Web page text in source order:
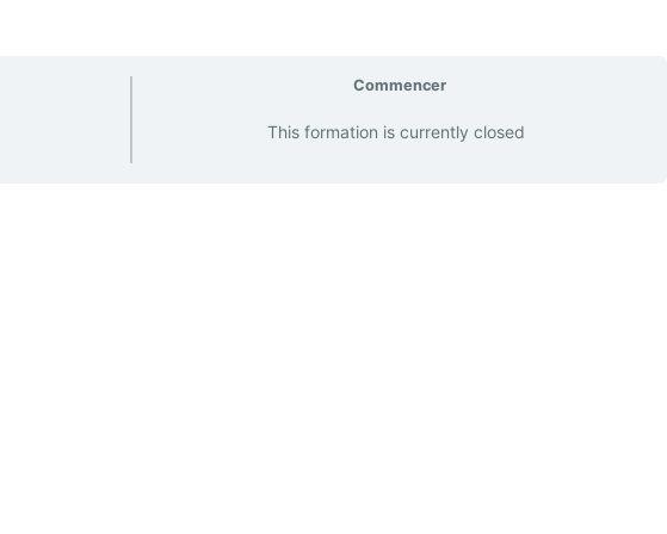
Commencer
This formation is currently closed